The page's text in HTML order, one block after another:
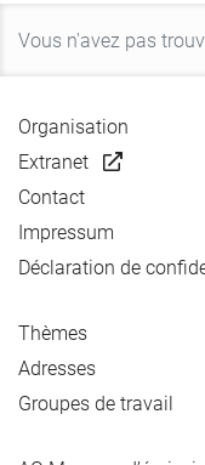
Organisation
Extranet
Contact
Impressum
Déclaration de
Thèmes
Adresses
Groupes de travail